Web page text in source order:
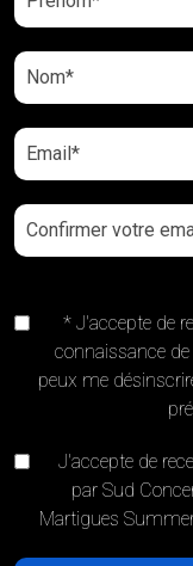
* J'accepte de
connaissance
peux me
J'accepte de
par Sud
Martigues